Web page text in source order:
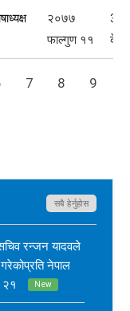
२०७७
फाल्गुण ११
के बि
7 8
9
सबै हेर्नुहोस
रन्जन यादवले
नेपाल
२१
New